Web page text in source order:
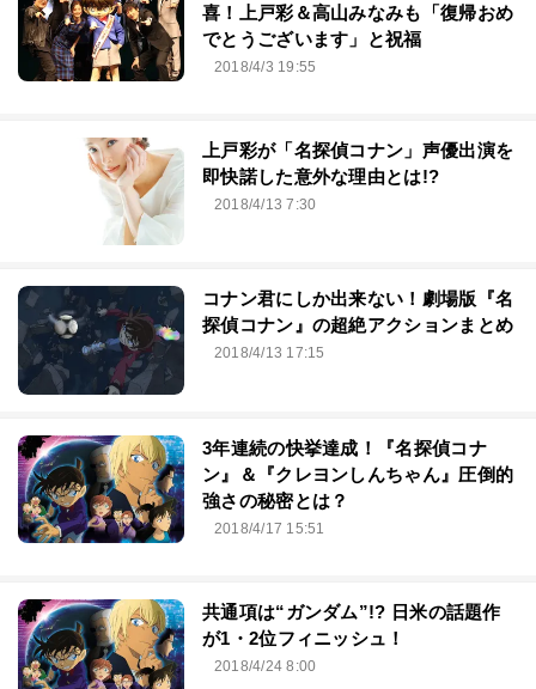
喜！上戸彩＆高山みなみも「復帰おめ
でとうございます」と祝福
2018/4/3 19:55
上戸彩が「名探偵コナン」声優出演を
即快諾した意外な理由とは!?
2018/4/13 7:30
コナン君にしか出来ない！劇場版『名
探偵コナン』の超絶アクションまとめ
2018/4/13 17:15
3年連続の快挙達成！『名探偵コナ
ン』＆『クレヨンしんちゃん』圧倒的
強さの秘密とは？
2018/4/17 15:51
共通項は“ガンダム”!? 日米の話題作
が1・2位フィニッシュ！
2018/4/24 8:00